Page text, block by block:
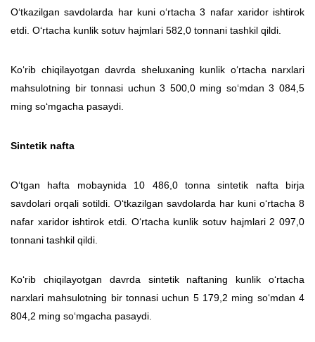
O‘tkazilgan savdolarda har kuni o‘rtacha 3 nafar xaridor ishtirok
etdi. O‘rtacha kunlik sotuv hajmlari 582,0 tonnani tashkil qildi.
Ko‘rib chiqilayotgan davrda sheluxaning kunlik o‘rtacha narxlari
mahsulotning bir tonnasi uchun 3 500,0 ming so‘mdan 3 084,5
ming so‘mgacha pasaydi.
Sintetik nafta
O‘tgan hafta mobaynida 10 486,0 tonna sintetik nafta birja
savdolari orqali sotildi. O‘tkazilgan savdolarda har kuni o‘rtacha 8
nafar xaridor ishtirok etdi. O‘rtacha kunlik sotuv hajmlari 2 097,0
tonnani tashkil qildi.
Ko‘rib chiqilayotgan davrda sintetik naftaning kunlik o‘rtacha
narxlari mahsulotning bir tonnasi uchun 5 179,2 ming so‘mdan 4
804,2 ming so‘mgacha pasaydi.